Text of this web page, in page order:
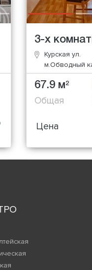
3-х
Курская ул.
м.Обводный
67.9 м2
Общая
Цена